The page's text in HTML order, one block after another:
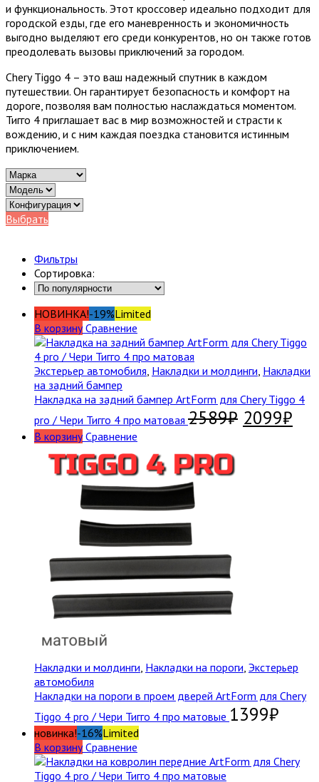
и функциональность. Этот кроссовер идеально подходит для
городской езды, где его маневренность и экономичность
выгодно выделяют его среди конкурентов, но он также готов
преодолевать вызовы приключений за городом.
Chery Tiggo 4 – это ваш надежный спутник в каждом
путешествии. Он гарантирует безопасность и комфорт на
дороге, позволяя вам полностью наслаждаться моментом.
Тигго 4 приглашает вас в мир возможностей и страсти к
вождению, и с ним каждая поездка становится истинным
приключением.
Выбрать
Фильтры
Сортировка:
НОВИНКА!-19%Limited
В корзину Сравнение
Экстерьер автомобиля, Накладки и молдинги, Накладки
на задний бампер
Накладка на задний бампер ArtForm для Chery Tiggo 4
pro / Чери Тигго 4 про матовая 2589₽ 2099₽
В корзину Сравнение
Накладки и молдинги, Накладки на пороги, Экстерьер
автомобиля
Накладки на пороги в проем дверей ArtForm для Chery
Tiggo 4 pro / Чери Тигго 4 про матовые 1399₽
новинка!-16%Limited
В корзину Сравнение